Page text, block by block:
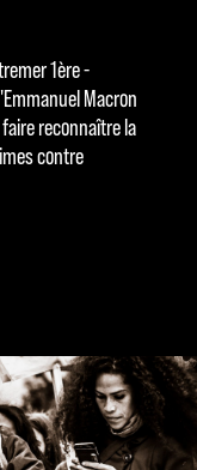
1ère -
Macron
reconnaître la
contre